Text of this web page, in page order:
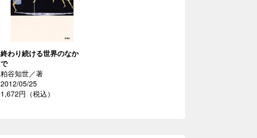
終わり続ける世界のなか
で
粕谷知世／著
2012/05/25
1,672円（税込）